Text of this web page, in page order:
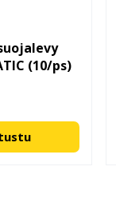
(10/ps)